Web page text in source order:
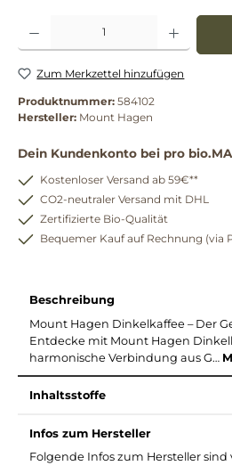
Produkt Anzahl: Gib den gewünschten Wert
Zum Merkzettel hinzufügen
Produktnummer: 584102
Hersteller: Mount Hagen
Dein Kundenkonto bei pro
Kostenloser Versand ab 59€**
CO2-neutraler Versand mit DHL
Zertifizierte Bio-Qualität
Bequemer Kauf auf Rechnung (via
Beschreibung
Mount Hagen Dinkelkaffee – Der
Entdecke mit Mount Hagen
harmonische Verbindung aus G…
Inhaltsstoffe
Infos zum Hersteller
Folgende Infos zum Hersteller sind